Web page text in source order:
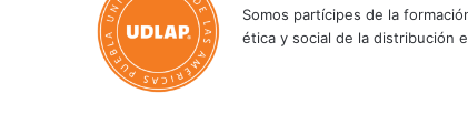
Somos partícipes de la
ética y social de la distribución